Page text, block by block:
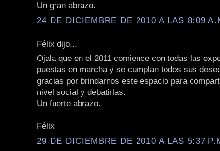
Un gran abrazo.
24 DE DICIEMBRE DE 2010 A LAS 8:09
Félix dijo...
Ojala que en el 2011 comience con todas las
puestas en marcha y se cumplan todos sus
gracias por brindarnos este espacio para
nivel social y debatirlas.
Un fuerte abrazo.
Félix
29 DE DICIEMBRE DE 2010 A LAS 5:37